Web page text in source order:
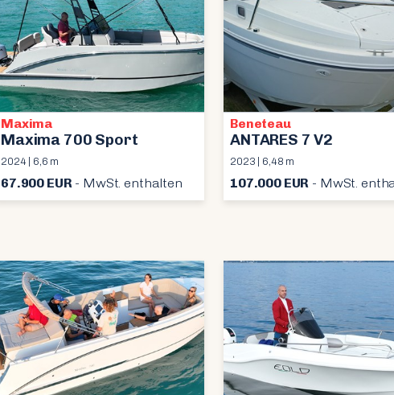
Maxima
Maxima 700 Sport
2024 | 6,6 m
67.900 EUR- MwSt. enthalten
Beneteau
ANTARES 7 V2
2023 | 6,48 m
107.000 EUR - MwSt.